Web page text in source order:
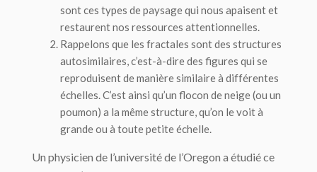
sont ces types de paysage qui nous apaisent et
restaurent nos ressources attentionnelles.
Rappelons que les fractales sont des structures
autosimilaires, c’est-à-dire des figures qui se
reproduisent de manière similaire à différentes
échelles. C’est ainsi qu’un flocon de neige (ou un
poumon) a la même structure, qu’on le voit à
grande ou à toute petite échelle.
Un physicien de l’université de l’Oregon a étudié ce